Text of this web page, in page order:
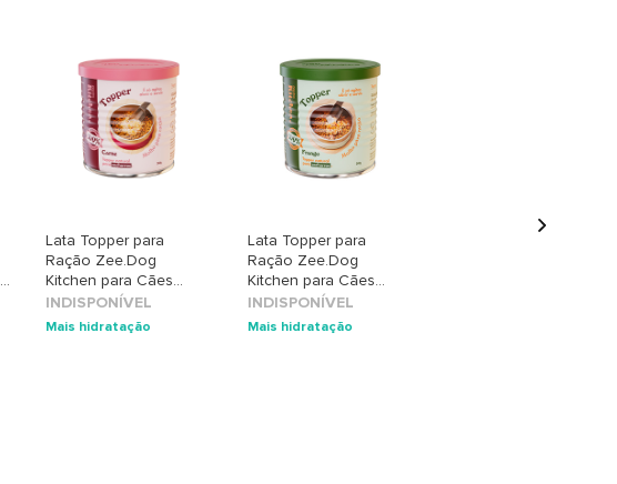
Lata Topper para
Ração Zee.Dog
Kitchen para Cães
sabor Carne
INDISPONÍVEL
Mais hidratação
Lata Topper para
Ração Zee.Dog
Kitchen para Cães
sabor Frango
INDISPONÍVEL
Mais hidratação